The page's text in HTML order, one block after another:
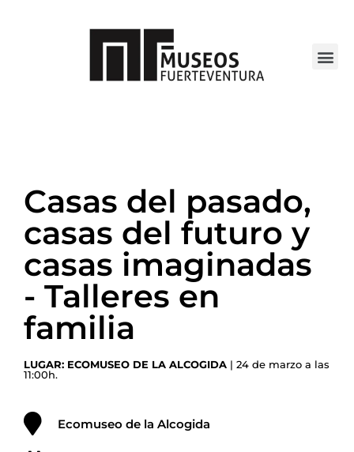
Casas del pasado,
casas del futuro y
casas imaginadas
- Talleres en
familia
LUGAR: ECOMUSEO DE LA ALCOGIDA | 24 de marzo a las
11:00h.
Ecomuseo de la Alcogida